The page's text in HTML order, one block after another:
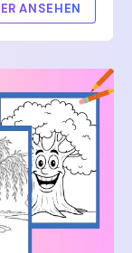
ANSEHEN